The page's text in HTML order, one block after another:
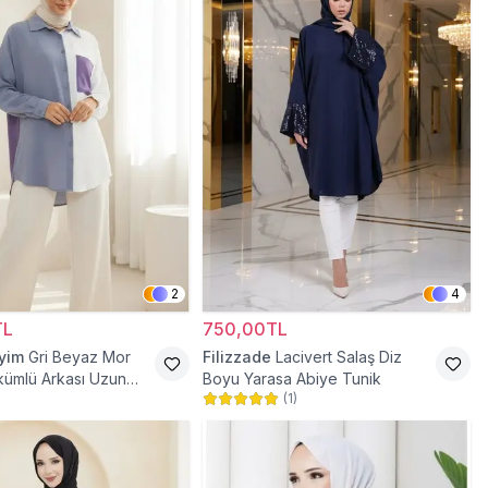
2
Gri Beyaz Mor
Arkası Uzun
4
750,00TL
Filizzade Lacivert Salaş Diz
Boyu Yarasa Abiye Tunik
(1)